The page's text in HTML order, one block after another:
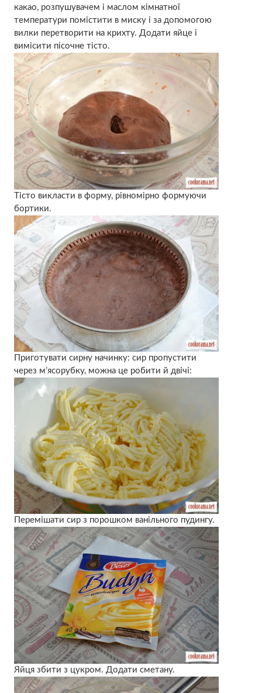
какао, розпушувачем і маслом кімнатної
температури помістити в миску і за допомогою
вилки перетворити на крихту. Додати яйце і
вимісити пісочне тісто.
Тісто викласти в форму, рівномірно формуючи
бортики.
Приготувати сирну начинку: сир пропустити
через м’ясорубку, можна це робити й двічі:
Перемішати сир з порошком ванільного пудингу.
Яйця збити з цукром. Додати сметану.